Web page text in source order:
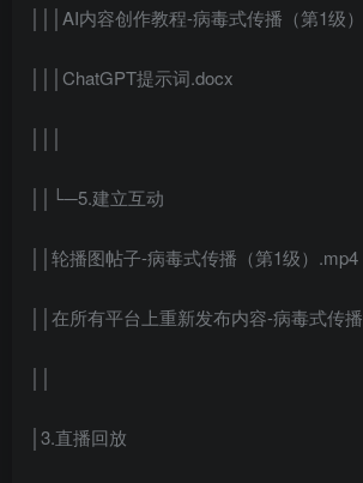
│││AI内容创作教程-病毒式传播（第1级
│││ChatGPT提示词.docx
││└─5.建立互动
││轮播图帖子-病毒式传播（第1级）.mp4
││在所有平台上重新发布内容-病毒式传
│3.直播回放